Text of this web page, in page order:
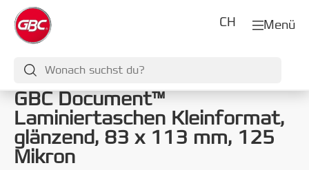
Menü
CH
GBC Document™
Laminiertaschen Kleinformat,
glänzend, 83 x 113 mm, 125
Mikron